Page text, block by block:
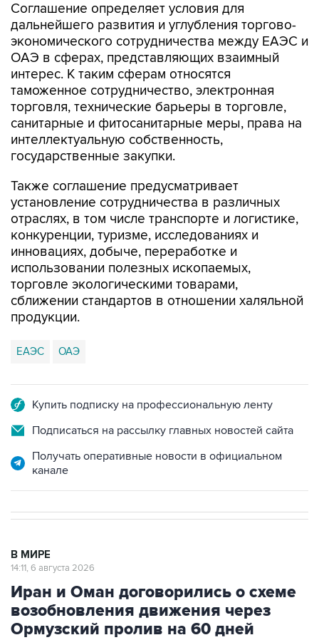
Соглашение определяет условия для
дальнейшего развития и углубления торгово-
экономического сотрудничества между ЕАЭС и
ОАЭ в сферах, представляющих взаимный
интерес. К таким сферам относятся
таможенное сотрудничество, электронная
торговля, технические барьеры в торговле,
санитарные и фитосанитарные меры, права на
интеллектуальную собственность,
государственные закупки.
Также соглашение предусматривает
установление сотрудничества в различных
отраслях, в том числе транспорте и логистике,
конкуренции, туризме, исследованиях и
инновациях, добыче, переработке и
использовании полезных ископаемых,
торговле экологическими товарами,
сближении стандартов в отношении халяльной
продукции.
ЕАЭС ОАЭ
Купить подписку на профессиональную ленту
Подписаться на рассылку главных новостей сайта
Получать оперативные новости в официальном
канале
В МИРЕ
14:11, 6 августа 2026
Иран и Оман договорились о схеме
возобновления движения через
Ормузский пролив на 60 дней